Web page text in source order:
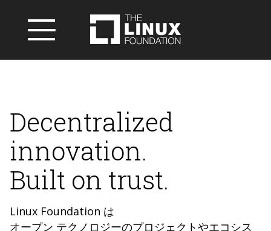
Decentralized
innovation.
Built on trust.
Linux Foundation は
オープン テクノロジーのプロジェクトやエコシス